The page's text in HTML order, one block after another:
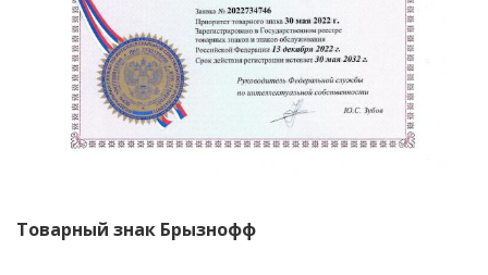
Товарный знак Брызнофф